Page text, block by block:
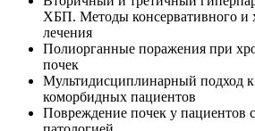
ХБП. Методы консервативного и
лечения
Полиорганные поражения при
почек
Мультидисциплинарный подход
коморбидных пациентов
Повреждение почек у пациентов